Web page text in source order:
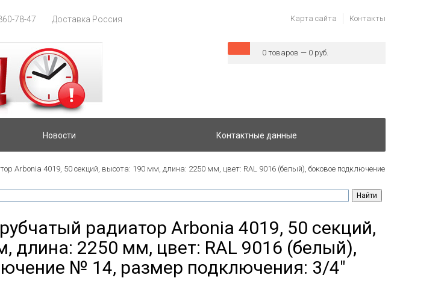
78-47 Доставка Россия Карта сайта Контакты
0 товаров — 0 руб.
Новости Контактные данные
Arbonia 4019, 50 секций, высота: 190 мм, длина: 2250 мм, цвет: RAL 9016 (белый), боковое подключение
радиатор Arbonia 4019, 50 секций,
длина: 2250 мм, цвет: RAL 9016 (белый),
№ 14, размер подключения: 3/4"